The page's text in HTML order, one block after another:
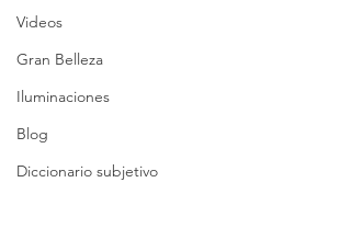
Videos
Gran Belleza
Iluminaciones
Blog
Diccionario subjetivo